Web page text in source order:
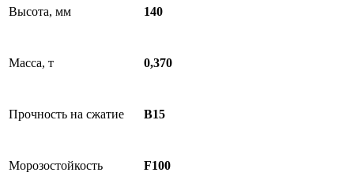
Высота, мм 140
Масса, т 0,370
Прочность на сжатие B15
Морозостойкость F100